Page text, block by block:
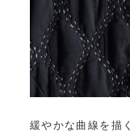
緩やかな曲線を描